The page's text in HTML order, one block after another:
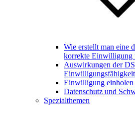
Wie erstellt man eine
korrekte Einwilligung
Auswirkungen der
Einwilligung einholen
Datenschutz und
Spezialthemen